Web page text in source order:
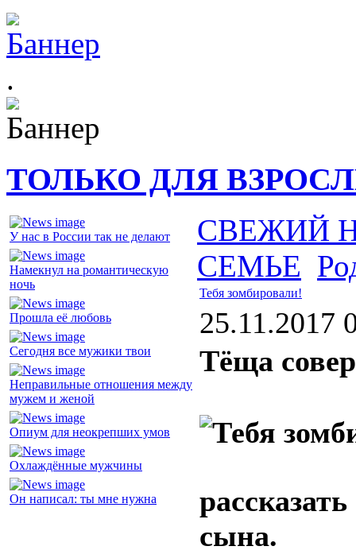
.
ТОЛЬКО ДЛЯ
У нас в России так не делают
Намекнул на романтическую
ночь
Прошла её любовь
Сегодня все мужики твои
Неправильные отношения между
мужем и женой
Опиум для неокрепших умов
Охлаждённые мужчины
Он написал: ты мне нужна
СВЕЖИЙ
СЕМЬЕ
Тебя зомбировали!
25.11.2017
Тёща
сына.